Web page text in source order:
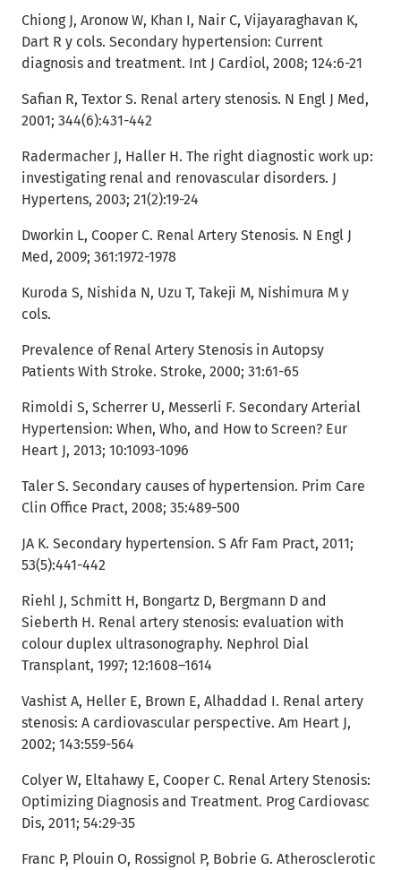
Chiong J, Aronow W, Khan I, Nair C, Vijayaraghavan K,
Dart R y cols. Secondary hypertension: Current
diagnosis and treatment. Int J Cardiol, 2008; 124:6-21
Safian R, Textor S. Renal artery stenosis. N Engl J Med,
2001; 344(6):431-442
Radermacher J, Haller H. The right diagnostic work up:
investigating renal and renovascular disorders. J
Hypertens, 2003; 21(2):19-24
Dworkin L, Cooper C. Renal Artery Stenosis. N Engl J
Med, 2009; 361:1972-1978
Kuroda S, Nishida N, Uzu T, Takeji M, Nishimura M y
cols.
Prevalence of Renal Artery Stenosis in Autopsy
Patients With Stroke. Stroke, 2000; 31:61-65
Rimoldi S, Scherrer U, Messerli F. Secondary Arterial
Hypertension: When, Who, and How to Screen? Eur
Heart J, 2013; 10:1093-1096
Taler S. Secondary causes of hypertension. Prim Care
Clin Office Pract, 2008; 35:489-500
JA K. Secondary hypertension. S Afr Fam Pract, 2011;
53(5):441-442
Riehl J, Schmitt H, Bongartz D, Bergmann D and
Sieberth H. Renal artery stenosis: evaluation with
colour duplex ultrasonography. Nephrol Dial
Transplant, 1997; 12:1608–1614
Vashist A, Heller E, Brown E, Alhaddad I. Renal artery
stenosis: A cardiovascular perspective. Am Heart J,
2002; 143:559-564
Colyer W, Eltahawy E, Cooper C. Renal Artery Stenosis:
Optimizing Diagnosis and Treatment. Prog Cardiovasc
Dis, 2011; 54:29-35
Franc P, Plouin O, Rossignol P, Bobrie G. Atherosclerotic